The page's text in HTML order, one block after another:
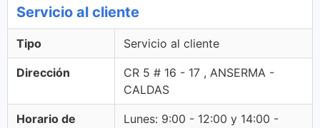
Servicio al cliente
Tipo Servicio al cliente
Dirección
CR 5 # 16 - 17 , ANSERMA -
CALDAS
Horario de
Lunes: 9:00 - 12:00 y 14:00 -